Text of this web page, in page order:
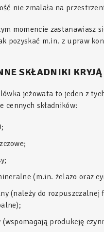
nie zmalała na
momencie zastanawiasz
pozyskać m.in. z upraw
SKŁADNIKI
jeżowata to jeden z
cennych składników:
(m.in. żelazo oraz
(należy do rozpuszczalnej
(wspomagają produkcję